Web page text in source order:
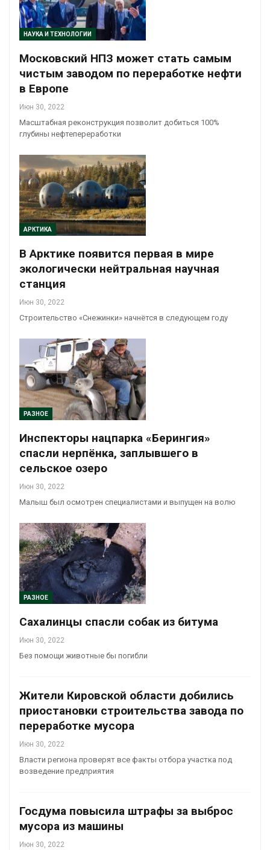
НАУКА И ТЕХНОЛОГИИ
Московский НПЗ может стать самым
чистым заводом по переработке нефти
в Европе
Июн 30, 2022
Масштабная реконструкция позволит добиться 100%
глубины нефтепереработки
АРКТИКА
В Арктике появится первая в мире
экологически нейтральная научная
станция
Июн 30, 2022
Строительство «Снежинки» начнётся в следующем году
РАЗНОЕ
Инспекторы нацпарка «Берингия»
спасли нерпёнка, заплывшего в
сельское озеро
Июн 30, 2022
Малыш был осмотрен специалистами и выпущен на волю
РАЗНОЕ
Сахалинцы спасли собак из битума
Июн 30, 2022
Без помощи животные бы погибли
Жители Кировской области добились
приостановки строительства завода по
переработке мусора
Июн 30, 2022
Власти региона проверят все факты отбора участка под
возведение предприятия
Госдума повысила штрафы за выброс
мусора из машины
Июн 30, 2022